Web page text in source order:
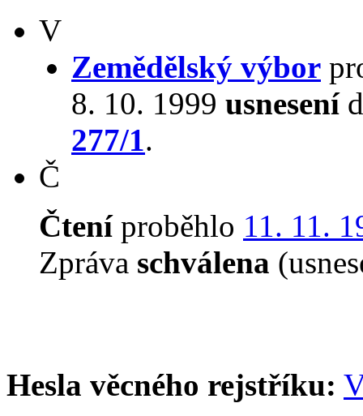
V
Zemědělský výbor
8. 10. 1999 usnesení
277/1.
Č
Čteníproběhlo 11. 11.
Zpráva schválena
Hesla věcného rejstříku: